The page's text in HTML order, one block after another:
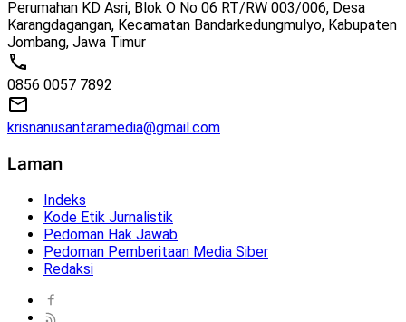
Perumahan KD Asri, Blok O No 06 RT/RW 003/006, Desa
Karangdagangan, Kecamatan Bandarkedungmulyo, Kabupaten
Jombang, Jawa Timur
0856 0057 7892
krisnanusantaramedia@gmail.com
Laman
Indeks
Kode Etik Jurnalistik
Pedoman Hak Jawab
Pedoman Pemberitaan Media Siber
Redaksi